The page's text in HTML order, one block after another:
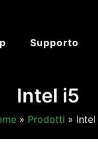
Supporto
Intel i5
Prodotti Intel